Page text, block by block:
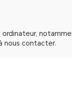
nous contacter.